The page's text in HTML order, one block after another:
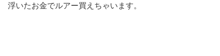
浮いたお金でルアー買えちゃいます。